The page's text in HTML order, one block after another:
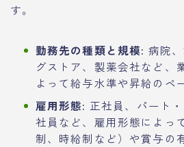
す。
勤務先の種類と規模: 病院
グストア、製薬会社など、
よって給与水準や昇給のペ
雇用形態: 正社員、パート
社員など、雇用形態によっ
制、時給制など）や賞与の